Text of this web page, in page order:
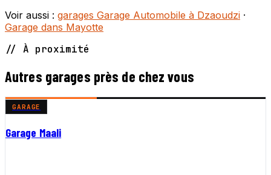
Voir aussi : garages Garage Automobile à Dzaoudzi ·
Garage dans Mayotte
// À proximité
Autres garages près de chez vous
GARAGE
Garage Maali